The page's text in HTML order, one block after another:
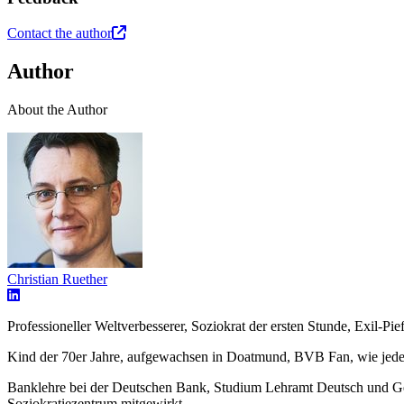
Contact the author
Author
About the Author
Christian Ruether
Professioneller Weltverbesserer, Soziokrat der ersten Stunde, Exil-
Kind der 70er Jahre, aufgewachsen in Doatmund, BVB Fan, wie
Banklehre bei der Deutschen Bank, Studium Lehramt Deutsch und